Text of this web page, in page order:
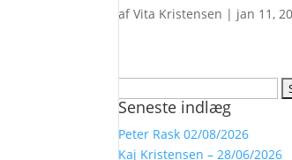
afVita Kristensen | jan 11,
efter:
Seneste indlæg
Peter Rask 02/08/2026
Kaj Kristensen – 28/06/2026